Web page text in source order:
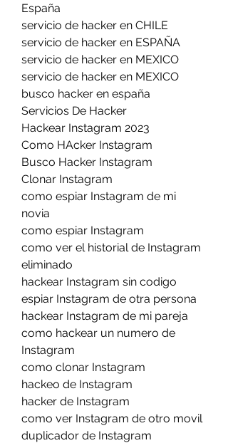
España
servicio de hacker en CHILE
servicio de hacker en ESPAÑA
servicio de hacker en MEXICO
servicio de hacker en MEXICO
busco hacker en españa
Servicios De Hacker
Hackear Instagram 2023
Como HAcker Instagram
Busco Hacker Instagram
Clonar Instagram
como espiar Instagram de mi
novia
como espiar Instagram
como ver el historial de Instagram
eliminado
hackear Instagram sin codigo
espiar Instagram de otra persona
hackear Instagram de mi pareja
como hackear un numero de
Instagram
como clonar Instagram
hackeo de Instagram
hacker de Instagram
como ver Instagram de otro movil
duplicador de Instagram